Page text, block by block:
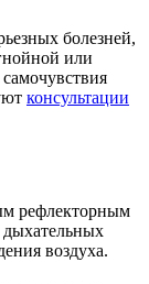
болезней,
или
консультации
рефлекторным
дыхательных
воздуха.